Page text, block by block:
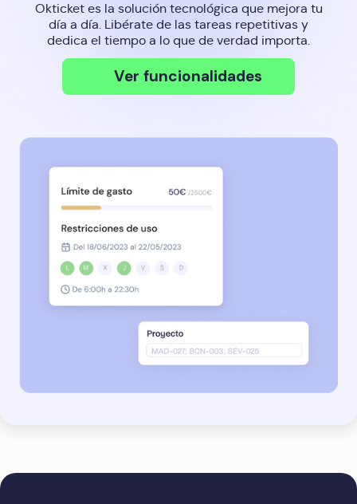
Okticket es la solución tecnológica que mejora tu
día a día. Libérate de las tareas repetitivas y
dedica el tiempo a lo que de verdad importa.
Ver funcionalidades